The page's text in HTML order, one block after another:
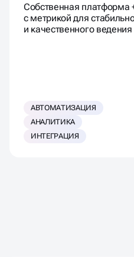
Собственная платформа
с метрикой для
и качественного ведения
АВТОМАТИЗАЦИЯ
АНАЛИТИКА
ИНТЕГРАЦИЯ